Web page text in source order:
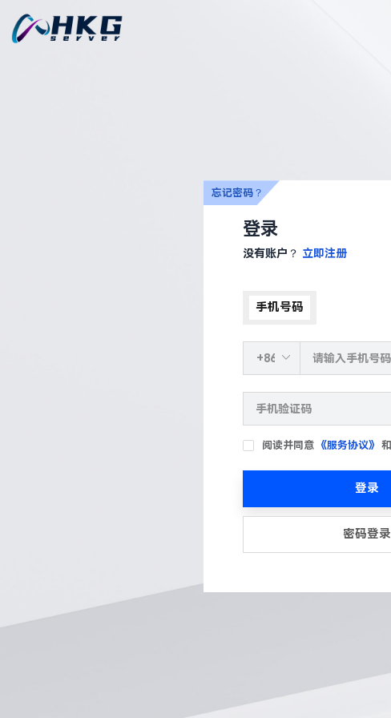
登录
没有账户？ 立即注册
手机号码
阅读并同意 《服务协议》 和
忘记密码？
登录
密码登录